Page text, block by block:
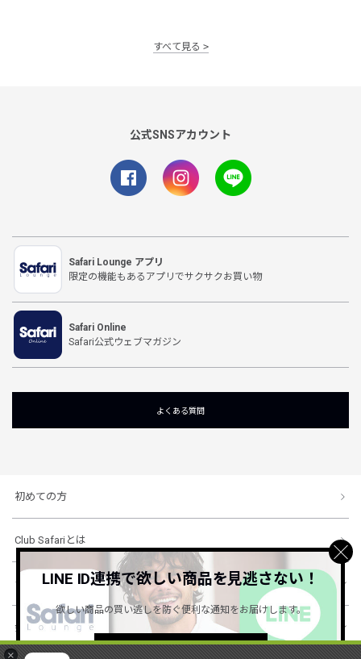
×
すべて見る
公式SNSアカウント
Safari Lounge アプリ
限定の機能もあるアプリでサクサクお買い物
Safari Online
Safari公式ウェブマガジン
よくある質問
初めての方
Club Safariとは
ショッピングガイド
会社概要・規約
LINE ID連携で欲しい商品を見逃さない！
欲しい商品の買い逃しを防ぐ便利な通知をお届けします。
詳しくはこちら ＞